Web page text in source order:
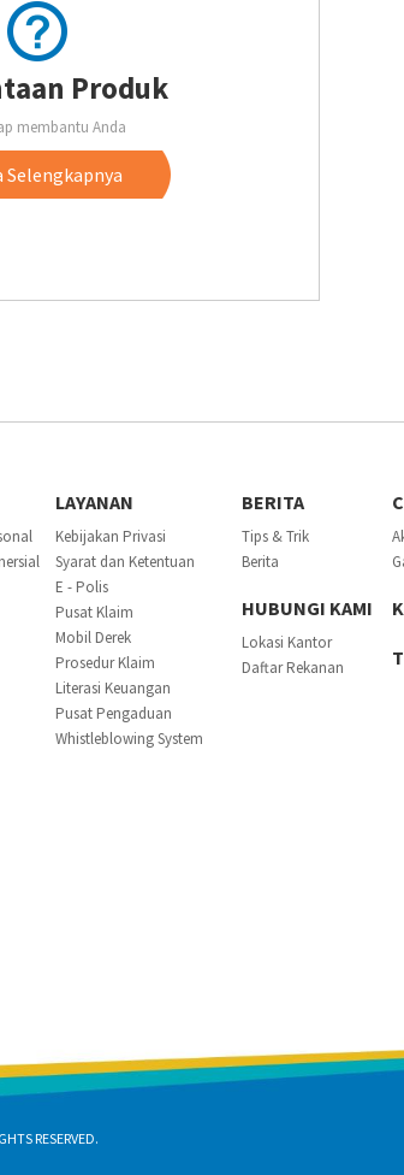
Produk
membantu Anda
Selengkapnya
LAYANAN
Kebijakan Privasi
Syarat dan Ketentuan
E - Polis
Pusat Klaim
Mobil Derek
Prosedur Klaim
Literasi Keuangan
Pusat Pengaduan
Whistleblowing System
BERITA
Tips & Trik
Berita
HUBUNGI KAMI
Lokasi Kantor
Daftar Rekanan
RESERVED.